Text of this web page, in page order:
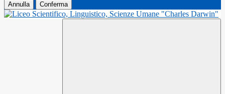
Annulla Conferma